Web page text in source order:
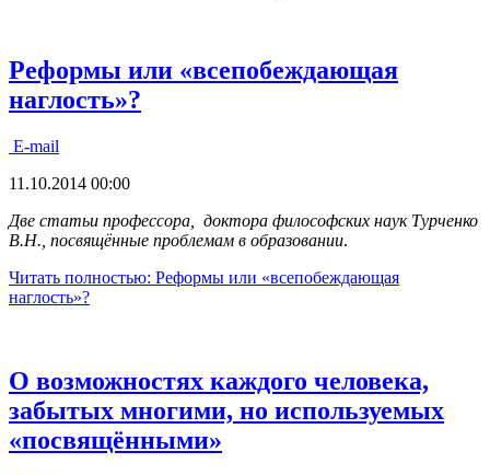
Реформы или «всепобеждающая
наглость»?
E-mail
11.10.2014 00:00
Две статьи профессора, доктора философских наук Турченко
В.Н., посвящённые проблемам в образовании.
Читать полностью: Реформы или «всепобеждающая
наглость»?
О возможностях каждого человека,
забытых многими, но используемых
«посвящёнными»